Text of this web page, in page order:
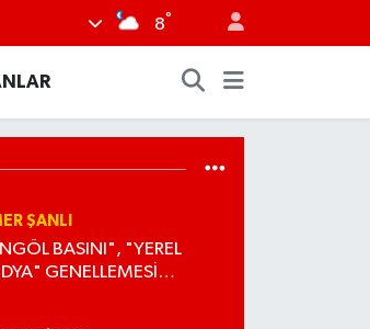
8°
ŞANLI
BASINI", "YEREL
GENELLEMESİ